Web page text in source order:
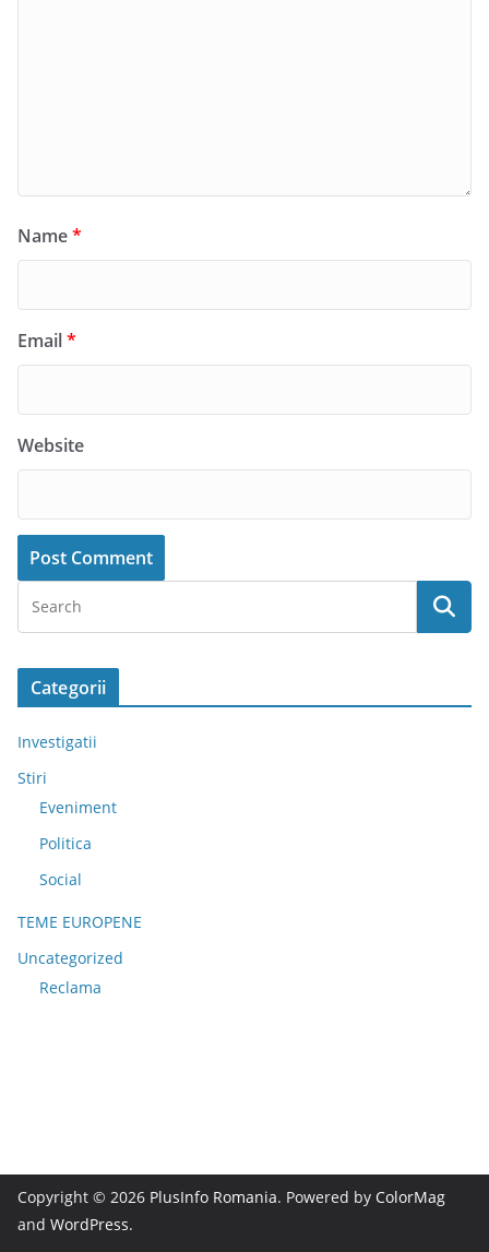
Name*
Email*
Website
Categorii
Investigatii
Stiri
Eveniment
Politica
Social
TEME EUROPENE
Uncategorized
Reclama
Copyright © 2026 PlusInfo Romania. Powered by ColorMag
and WordPress.